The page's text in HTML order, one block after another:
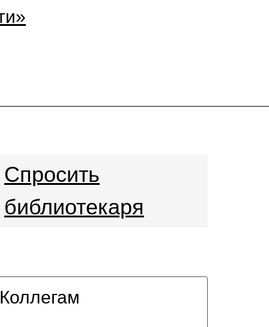
Спросить
библиотекаря
Коллегам